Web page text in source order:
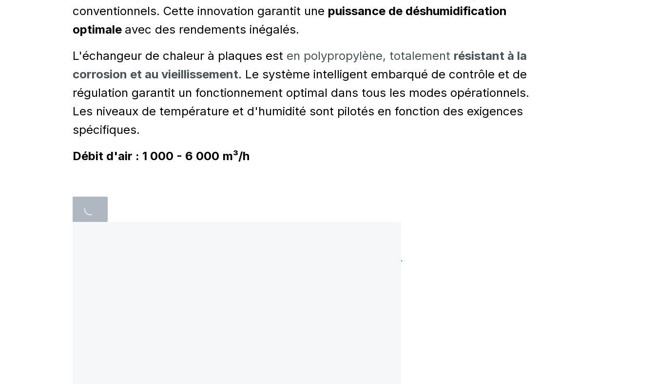
conventionnels. Cette innovation garantit une puissance de déshumidification
optimale avec des rendements inégalés.
L'échangeur de chaleur à plaques est en polypropylène, totalement résistant à la
corrosion et au vieillissement. Le système intelligent embarqué de contrôle et de
régulation garantit un fonctionnement optimal dans tous les modes opérationnels.
Les niveaux de température et d'humidité sont pilotés en fonction des exigences
spécifiques.
Débit d'air : 1 000 - 6 000 m³/h